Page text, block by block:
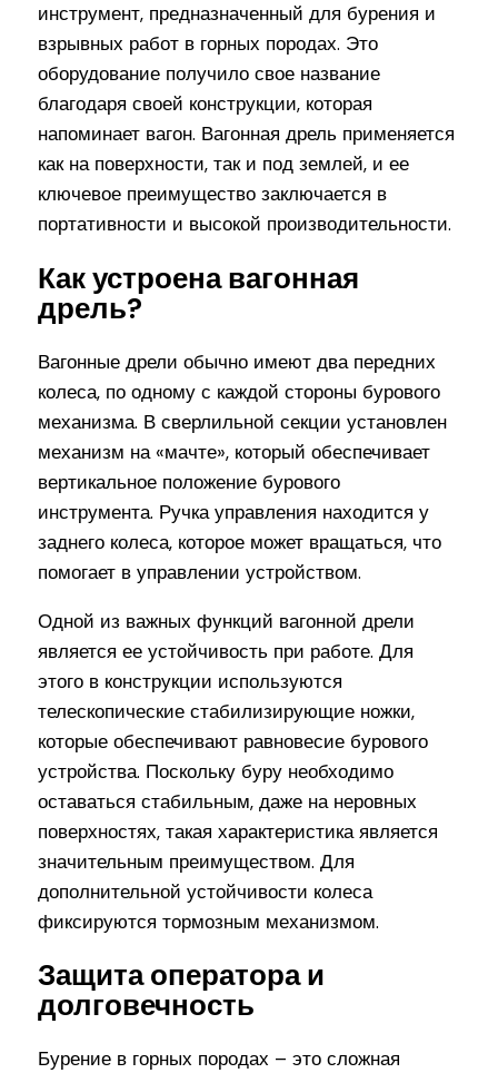
инструмент, предназначенный для бурения и
взрывных работ в горных породах. Это
оборудование получило свое название
благодаря своей конструкции, которая
напоминает вагон. Вагонная дрель применяется
как на поверхности, так и под землей, и ее
ключевое преимущество заключается в
портативности и высокой производительности.
Как устроена вагонная
дрель?
Вагонные дрели обычно имеют два передних
колеса, по одному с каждой стороны бурового
механизма. В сверлильной секции установлен
механизм на «мачте», который обеспечивает
вертикальное положение бурового
инструмента. Ручка управления находится у
заднего колеса, которое может вращаться, что
помогает в управлении устройством.
Одной из важных функций вагонной дрели
является ее устойчивость при работе. Для
этого в конструкции используются
телескопические стабилизирующие ножки,
которые обеспечивают равновесие бурового
устройства. Поскольку буру необходимо
оставаться стабильным, даже на неровных
поверхностях, такая характеристика является
значительным преимуществом. Для
дополнительной устойчивости колеса
фиксируются тормозным механизмом.
Защита оператора и
долговечность
Бурение в горных породах – это сложная